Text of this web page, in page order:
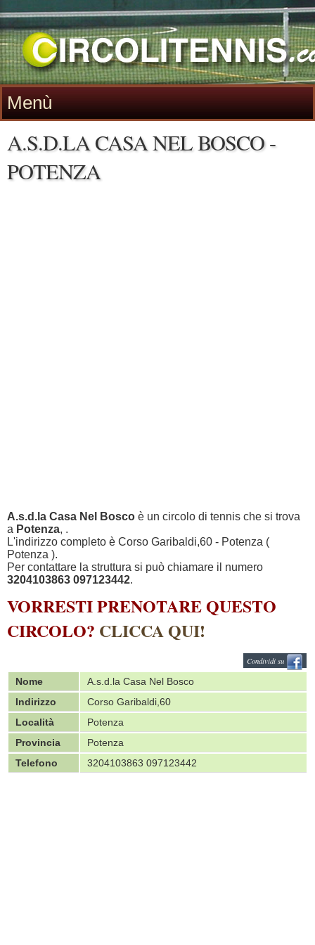
Menù
A.S.D.LA CASA NEL BOSCO -
POTENZA
A.s.d.la Casa Nel Bosco è un circolo di tennis che si trova
a Potenza, .
L'indirizzo completo è Corso Garibaldi,60 - Potenza (
Potenza ).
Per contattare la struttura si può chiamare il numero
3204103863 097123442.
VORRESTI PRENOTARE QUESTO
CIRCOLO? CLICCA QUI!
Condividi su
Nome
A.s.d.la Casa Nel Bosco
Indirizzo
Corso Garibaldi,60
Località
Potenza
Provincia
Potenza
Telefono
3204103863 097123442